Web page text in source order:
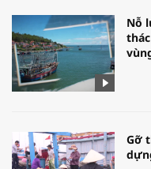
Nỗ
Gỡ